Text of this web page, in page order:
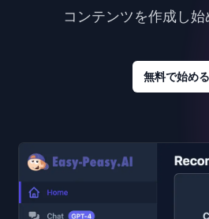
コンテンツを作成し始
無料で始める